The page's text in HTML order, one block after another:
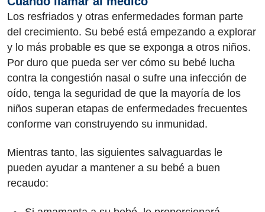
Los resfriados y otras enfermedades forman parte
del crecimiento. Su bebé está empezando a explorar
y lo más probable es que se exponga a otros niños.
Por duro que pueda ser ver cómo su bebé lucha
contra la congestión nasal o sufre una infección de
oído, tenga la seguridad de que la mayoría de los
niños superan etapas de enfermedades frecuentes
conforme van construyendo su inmunidad.
Mientras tanto, las siguientes salvaguardas le
pueden ayudar a mantener a su bebé a buen
recaudo: